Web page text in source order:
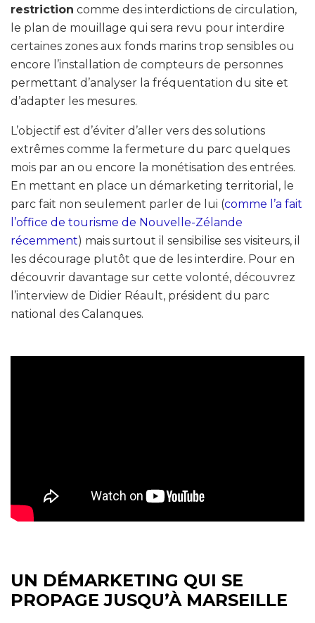
restriction comme des interdictions de circulation,
le plan de mouillage qui sera revu pour interdire
certaines zones aux fonds marins trop sensibles ou
encore l’installation de compteurs de personnes
permettant d’analyser la fréquentation du site et
d’adapter les mesures.
L’objectif est d’éviter d’aller vers des solutions
extrêmes comme la fermeture du parc quelques
mois par an ou encore la monétisation des entrées.
En mettant en place un démarketing territorial, le
parc fait non seulement parler de lui (comme l’a fait
l’office de tourisme de Nouvelle-Zélande
récemment) mais surtout il sensibilise ses visiteurs, il
les décourage plutôt que de les interdire. Pour en
découvrir davantage sur cette volonté, découvrez
l’interview de Didier Réault, président du parc
national des Calanques.
UN DÉMARKETING QUI SE
PROPAGE JUSQU’À MARSEILLE